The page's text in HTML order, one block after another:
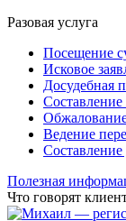
Разовая услуга
Посещение
Исковое
Досудебная
Ведение
Составление
Полезная
Что говорят